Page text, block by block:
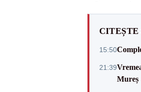
CITEȘTE
15:50
21:39
Mureș